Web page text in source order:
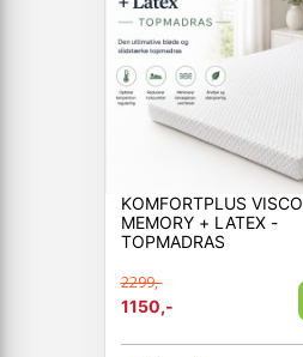
KOMFORTPLUS VISCO
MEMORY + LATEX -
TOPMADRAS
2299,-
1150,-